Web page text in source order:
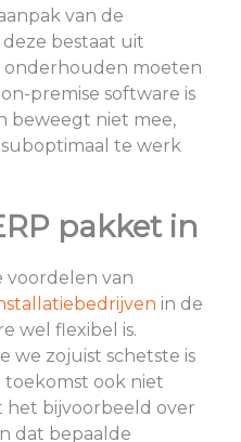
van de
bestaat uit
onderhouden moeten
premise software is
beweegt niet mee,
te werk
pakket in
voordelen van
in de
wel flexibel is.
we zojuist schetste is
toekomst ook niet
het bijvoorbeeld over
dat bepaalde